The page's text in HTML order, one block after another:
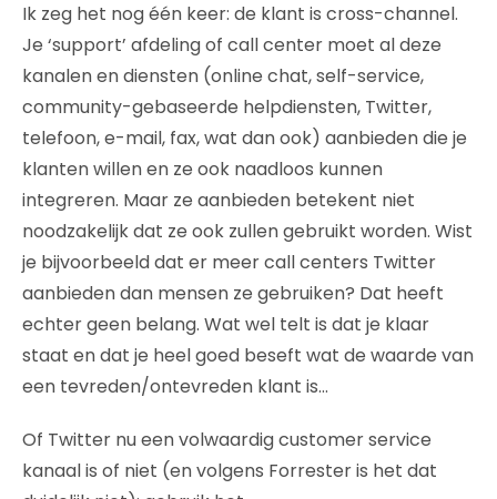
Ik zeg het nog één keer: de klant is cross-channel.
Je ‘support’ afdeling of call center moet al deze
kanalen en diensten (online chat, self-service,
community-gebaseerde helpdiensten, Twitter,
telefoon, e-mail, fax, wat dan ook) aanbieden die je
klanten willen en ze ook naadloos kunnen
integreren. Maar ze aanbieden betekent niet
noodzakelijk dat ze ook zullen gebruikt worden. Wist
je bijvoorbeeld dat er meer call centers Twitter
aanbieden dan mensen ze gebruiken? Dat heeft
echter geen belang. Wat wel telt is dat je klaar
staat en dat je heel goed beseft wat de waarde van
een tevreden/ontevreden klant is…
Of Twitter nu een volwaardig customer service
kanaal is of niet (en volgens Forrester is het dat